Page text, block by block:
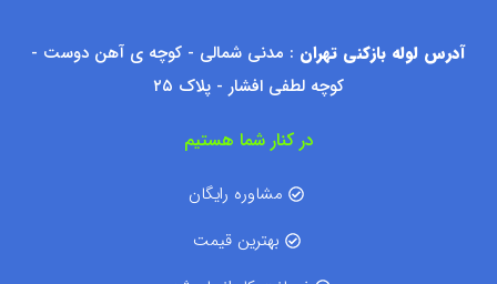
آدرس لوله بازکنی تهران : مدنی شمالی - کوچه ی آهن دوست -
کوچه لطفی افشار - پلاک ۲۵
در کنار شما هستیم
مشاوره رایگان
بهترین قیمت